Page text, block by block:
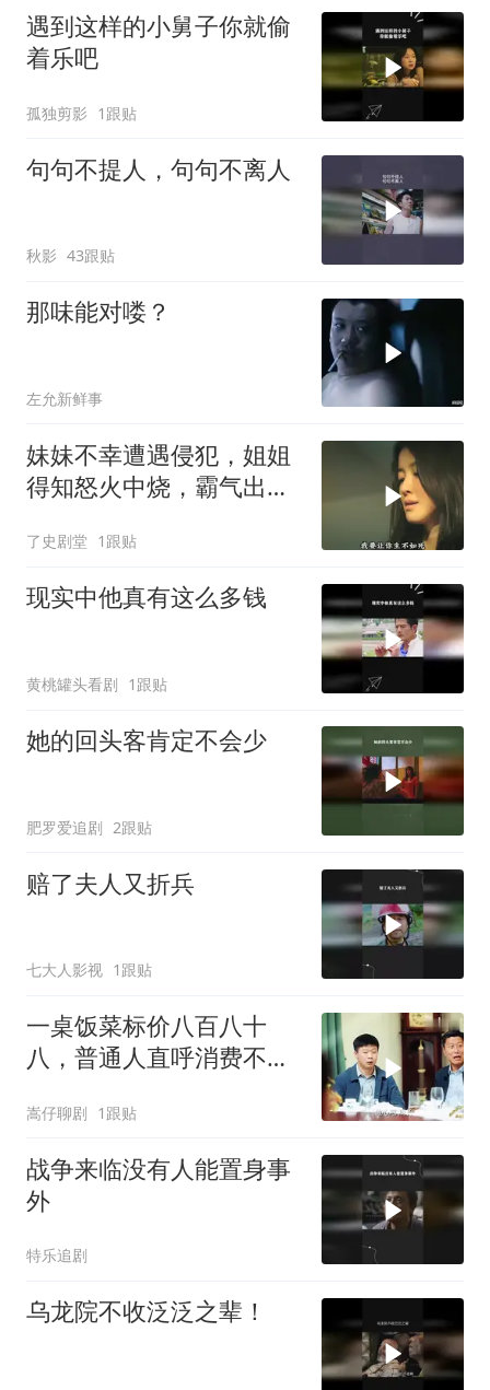
遇到这样的小舅子你就偷
着乐吧
孤独剪影 1跟贴
句句不提人，句句不离人
秋影 43跟贴
那味能对喽？
左允新鲜事
妹妹不幸遭遇侵犯，姐姐
得知怒火中烧，霸气出手
了史剧堂 1跟贴
现实中他真有这么多钱
黄桃罐头看剧 1跟贴
她的回头客肯定不会少
肥罗爱追剧 2跟贴
赔了夫人又折兵
七大人影视 1跟贴
一桌饭菜标价八百八十
八，普通人直呼消费不
嵩仔聊剧 1跟贴
战争来临没有人能置身事
外
特乐追剧
乌龙院不收泛泛之辈！